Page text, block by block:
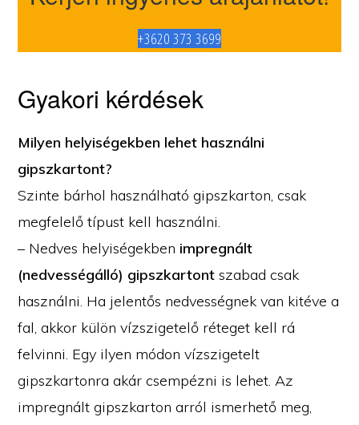
+3620 373 3699
Gyakori kérdések
Milyen helyiségekben lehet használni
gipszkartont?
Szinte bárhol használható gipszkarton, csak
megfelelő típust kell használni.
– Nedves helyiségekben impregnált
(nedvességálló) gipszkartont szabad csak
használni. Ha jelentős nedvességnek van kitéve a
fal, akkor külön vízszigetelő réteget kell rá
felvinni. Egy ilyen módon vízszigetelt
gipszkartonra akár csempézni is lehet. Az
impregnált gipszkarton arról ismerhető meg,